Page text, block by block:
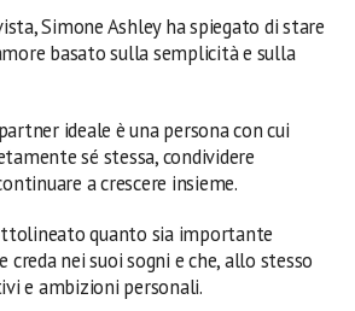
Simone Ashley ha spiegato di stare
basato sulla semplicità e sulla
ideale è una persona con cui
sé stessa, condividere
a crescere insieme.
quanto sia importante
creda nei suoi sogni e che, allo stesso
e ambizioni personali.